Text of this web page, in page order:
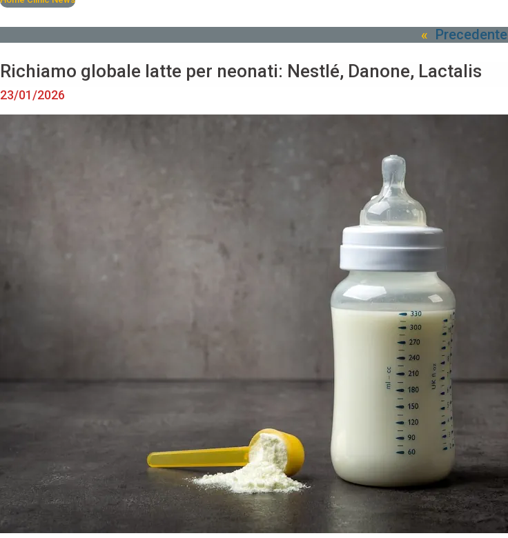
« Precedente
Richiamo globale latte per neonati: Nestlé, Danone, Lactalis
23/01/2026